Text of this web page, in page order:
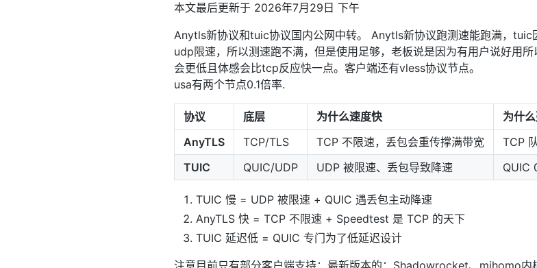
本文最后更新于 2026年7月29日 下午
Anytls新协议和tuic协议国内公网中转。 Anytls新协议跑测速能跑满，tuic
udp限速，所以测速跑不满，但是使用足够，老板说是因为有用户说好用
会更低且体感会比tcp反应快一点。客户端还有vless协议节点。
usa有两个节点0.1倍率.
协议 底层 为什么速度快
为什
AnyTLS
TCP/TLS TCP 不限速，丢包会重传撑满带宽
TCP
TUIC
QUIC/UDP UDP 被限速、丢包导致降速 QUIC
TUIC 慢 = UDP 被限速 + QUIC 遇丢包主动降速
AnyTLS 快 = TCP 不限速 + Speedtest 是 TCP 的天下
TUIC 延迟低 = QUIC 专门为了低延迟设计
注意目前只有部分客户端支持：最新版本的：Shadowrocket、mihomo内